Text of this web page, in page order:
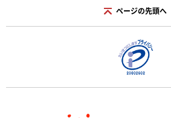
ページの先頭へ